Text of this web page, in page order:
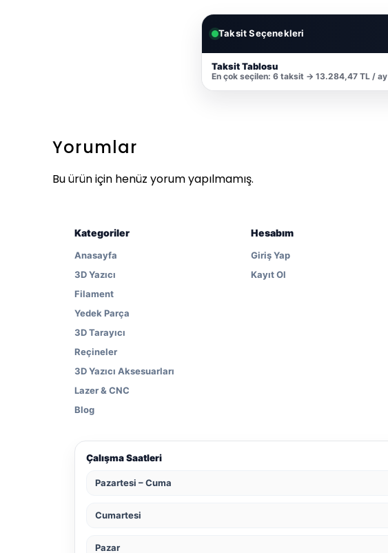
Taksit Seçenekleri
Taksit Tablosu
En çok seçilen: 6 taksit → 13.284,47 TL / ay
Yorumlar
Bu ürün için henüz yorum yapılmamış.
Kategoriler
Anasayfa
3D Yazıcı
Filament
Yedek Parça
3D Tarayıcı
Reçineler
3D Yazıcı Aksesuarları
Lazer & CNC
Blog
Hesabım
Giriş Yap
Kayıt Ol
Çalışma Saatleri
Pazartesi – Cuma
Cumartesi
Pazar